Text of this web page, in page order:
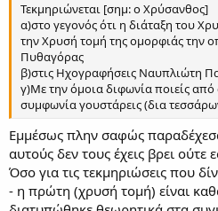
Τεκμηριώνεται [σημ: ο Χρύσανθος]
α)στο γεγονός ότι η διάταξη του
την Χρυσή τομή της ομορφιάς την
Πυθαγόρας
β)στις Ηχογραφήσεις Ναυπλιώτη
γ)Με την όμοια διφωνία ποιείς
συμφωνία γουστάρεις (δια
Εμμέσως πλην σαφώς
αυτούς δεν τους έχεις βρει
Όσο για τις τεκμηριώσεις που
- η πρώτη (χρυσή τομή) είναι